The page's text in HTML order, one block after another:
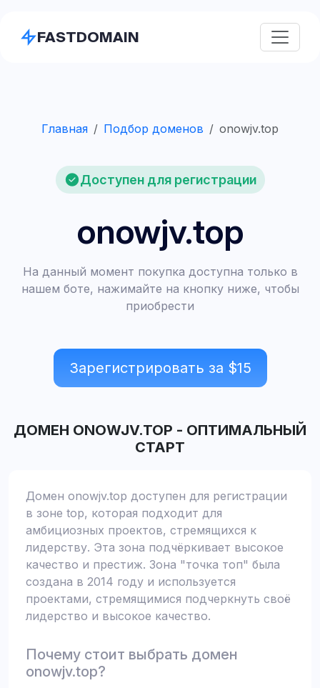
FASTDOMAIN
Главная Подбор доменов onowjv.top
Доступен для регистрации
onowjv.top
На данный момент покупка доступна только в
нашем боте, нажимайте на кнопку ниже, чтобы
приобрести
Зарегистрировать за $15
ДОМЕН ONOWJV.TOP - ОПТИМАЛЬНЫЙ
СТАРТ
Домен onowjv.top доступен для регистрации
в зоне top, которая подходит для
амбициозных проектов, стремящихся к
лидерству. Эта зона подчёркивает высокое
качество и престиж. Зона "точка топ" была
создана в 2014 году и используется
проектами, стремящимися подчеркнуть своё
лидерство и высокое качество.
Почему стоит выбрать домен
onowjv.top?